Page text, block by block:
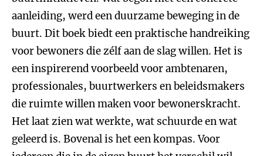
aanleiding, werd een duurzame beweging in de
buurt. Dit boek biedt een praktische handreiking
voor bewoners die zélf aan de slag willen. Het is
een inspirerend voorbeeld voor ambtenaren,
professionales, buurtwerkers en beleidsmakers
die ruimte willen maken voor bewonerskracht.
Het laat zien wat werkte, wat schuurde en wat
geleerd is. Bovenal is het een kompas. Voor